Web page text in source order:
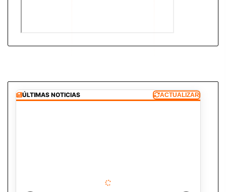
ÚLTIMAS NOTICIAS ACTUALIZAR